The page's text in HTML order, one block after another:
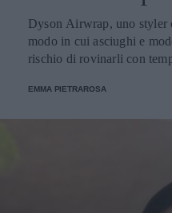
Dyson Airwrap, uno styler
modo in cui asciughi e
rischio di rovinarli con
EMMA PIETRAROSA